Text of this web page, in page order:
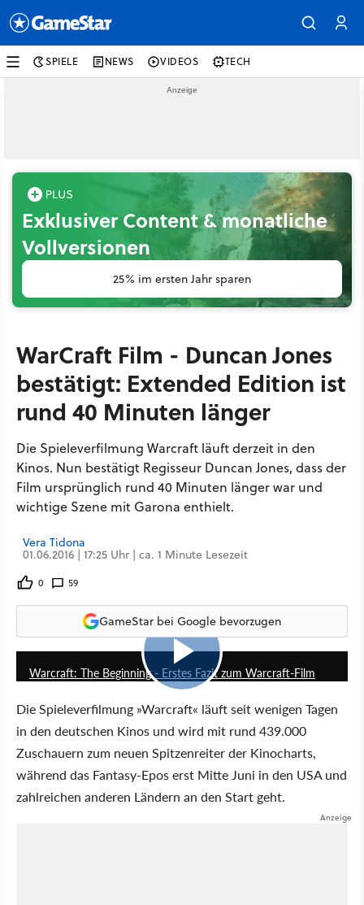
SPIELE NEWS VIDEOS TECH
Exklusiver Content & monatliche
Vollversionen
25% im ersten Jahr sparen
WarCraft Film - Duncan Jones
bestätigt: Extended Edition ist
rund 40 Minuten länger
Die Spieleverfilmung Warcraft läuft derzeit in den
Kinos. Nun bestätigt Regisseur Duncan Jones, dass der
Film ursprünglich rund 40 Minuten länger war und
wichtige Szene mit Garona enthielt.
Vera Tidona
01.06.2016 | 17:25 Uhr | ca. 1 Minute Lesezeit
0 59
GameStar bei Google bevorzugen
8:47
Warcraft: The Beginning - Erstes Fazit zum Warcraft-Film
Die Spieleverfilmung »Warcraft« läuft seit wenigen Tagen
in den deutschen Kinos und wird mit rund 439.000
Zuschauern zum neuen Spitzenreiter der Kinocharts,
während das Fantasy-Epos erst Mitte Juni in den USA und
zahlreichen anderen Ländern an den Start geht.